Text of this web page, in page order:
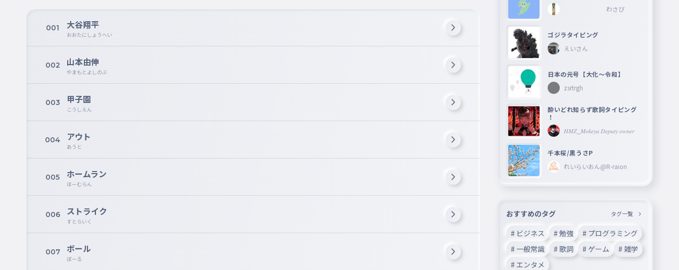
001 大谷翔平
おおたにしょうへい
002 山本由伸
やまもとよしのぶ
003 甲子園
こうしえん
004 アウト
あうと
005 ホームラン
ほーむらん
006 ストライク
すとらいく
007 ボール
ぼーる
わさび
ゴジラタイピング
えいさん
日本の元号【大化〜令和】
zsrtrgh
酔いどれ知らず歌詞タイピング
！
𝐻𝑀𝑍_𝑀𝑜𝑘𝑒𝑦𝑎 𝐷𝑒𝑝𝑢𝑡𝑦 𝑜𝑤𝑛𝑒𝑟
千本桜/黒うさP
れいらいおん@R-raion
おすすめのタグ タグ一覧
# ビジネス # 勉強
# プログラミング
# 一般常識
# 歌詞 # ゲーム
# 雑学
# エンタメ